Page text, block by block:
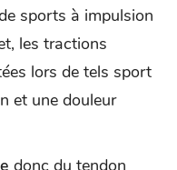
sports à impulsion
les tractions
lors de tels sport
et une douleur